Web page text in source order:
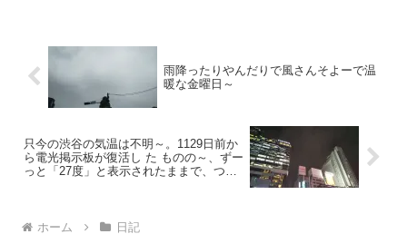
雨降ったりやんだりで風さんそよーで温
暖な金曜日～
只今の渋谷の気温は不明～。1129日前か
ら電光掲示板が復活し た ものの～、ずー
っと「27度」と表示されたままで、つい
ホーム 日記